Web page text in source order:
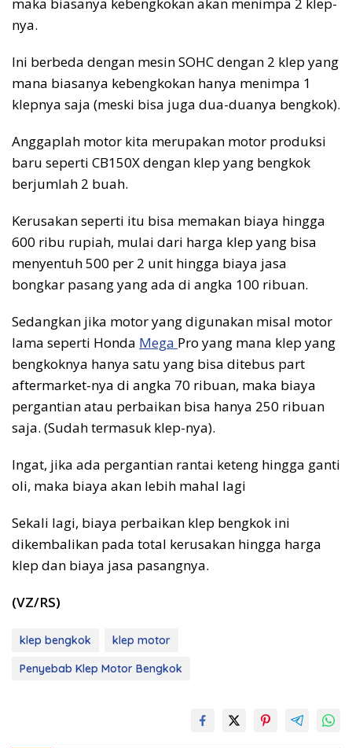
nya.
Ini berbeda dengan mesin SOHC dengan 2 klep yang
mana biasanya kebengkokan hanya menimpa 1
klepnya saja (meski bisa juga dua-duanya bengkok).
Anggaplah motor kita merupakan motor produksi
baru seperti CB150X dengan klep yang bengkok
berjumlah 2 buah.
Kerusakan seperti itu bisa memakan biaya hingga
600 ribu rupiah, mulai dari harga klep yang bisa
menyentuh 500 per 2 unit hingga biaya jasa
bongkar pasang yang ada di angka 100 ribuan.
Sedangkan jika motor yang digunakan misal motor
lama seperti Honda Mega Pro yang mana klep yang
bengkoknya hanya satu yang bisa ditebus part
aftermarket-nya di angka 70 ribuan, maka biaya
pergantian atau perbaikan bisa hanya 250 ribuan
saja. (Sudah termasuk klep-nya).
Ingat, jika ada pergantian rantai keteng hingga ganti
oli, maka biaya akan lebih mahal lagi
Sekali lagi, biaya perbaikan klep bengkok ini
dikembalikan pada total kerusakan hingga harga
klep dan biaya jasa pasangnya.
(VZ/RS)
klep bengkok
klep motor
Penyebab Klep Motor Bengkok